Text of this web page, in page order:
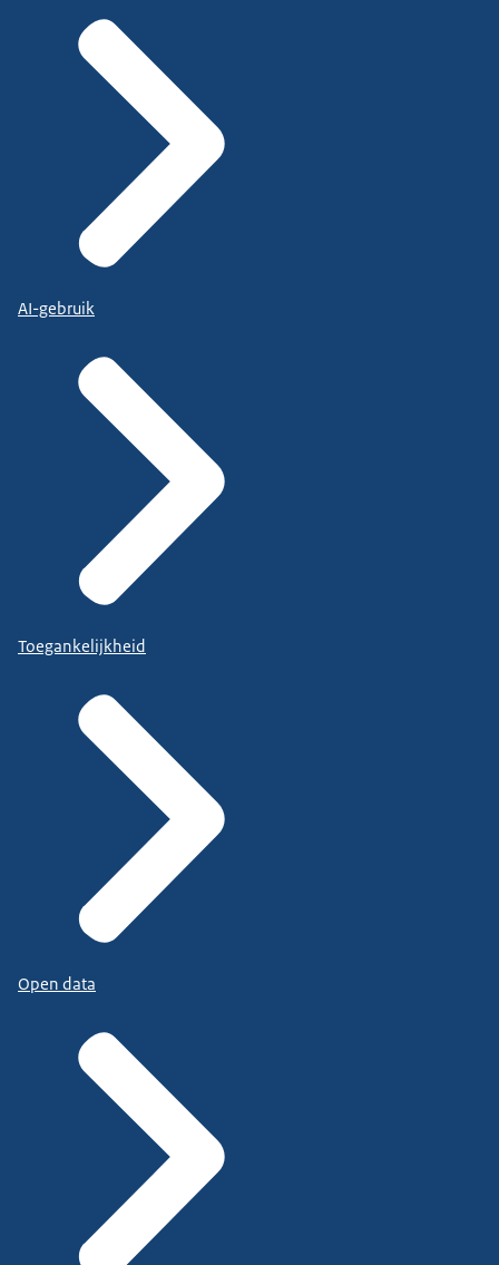
AI-gebruik
Toegankelijkheid
Open data